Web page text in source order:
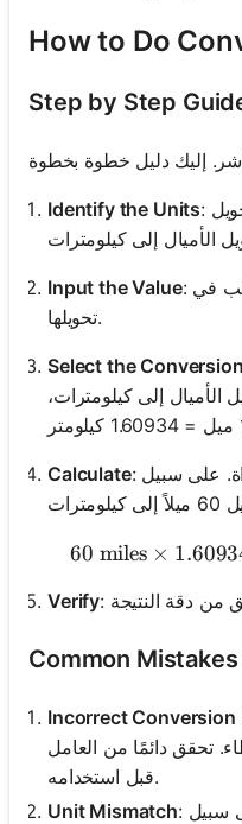
How to Do
Step by Step
Identify the Units: حدد الوحدات التي تحتاج إلى التحويل
Input the Value: أدخل القيمة العددية التي ترغب في
تحويلها.
Select the Conversion
الأميال إلى كيلومترات،
Calculate: قم بإجراء التحويل باستخدام الأداة. على سبيل
60 miles ×
Verify
Common
Incorrect Conversion
تحقق دائمًا من العامل
قبل استخدامه.
Unit Mismatch: تأكد من توافق الوحدات. على سبيل